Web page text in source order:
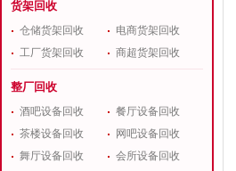
货架回收
仓储货架回收
电商货架回收
工厂货架回收
商超货架回收
整厂回收
酒吧设备回收
餐厅设备回收
茶楼设备回收
网吧设备回收
舞厅设备回收
会所设备回收